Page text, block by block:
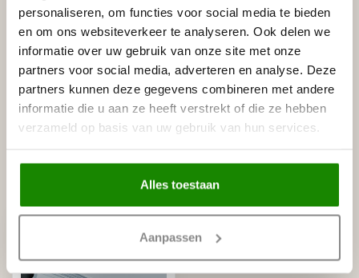
personaliseren, om functies voor social media te bieden
en om ons websiteverkeer te analyseren. Ook delen we
informatie over uw gebruik van onze site met onze
partners voor social media, adverteren en analyse. Deze
partners kunnen deze gegevens combineren met andere
informatie die u aan ze heeft verstrekt of die ze hebben
verzameld op basis van uw gebruik van hun services.
Alles toestaan
Aanpassen
NMC
NMC Adefix lijmkoker 310 ml €8,95
NMC
NMC Verstekbak MDF voor
sierlijsten t/m 10 cm, (Large)
Op voorraad
€29,95